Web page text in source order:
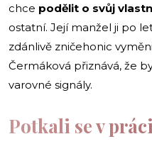
chce podělit o svůj
ostatní. Její manžel ji po
zdánlivě zničehonic
Čermáková přiznává, že
varovné signály.
Potkali se v práci